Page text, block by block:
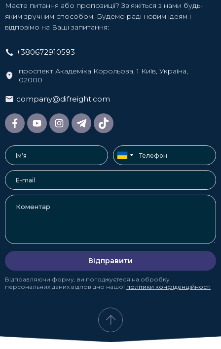
Маєте питання або пропозиції? Зв’яжіться з нами будь-
яким зручним способом. Будемо раді новим ідеям і
відповімо на Ваші запитання:
+380672910593
проспект Академіка Корольова, 1 Київ, Україна,
02000
company@difreight.com
Відправити
Відправляючи форму, ви погоджуєтеся на обробку
персональних даних відповідно нашої політики конфіденційності